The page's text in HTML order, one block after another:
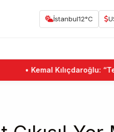
İstanbul12°C
Kemal Kılıçdaroğlu: